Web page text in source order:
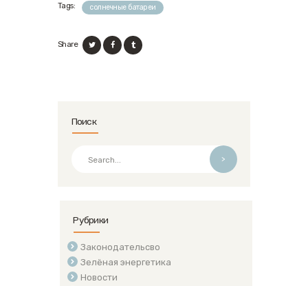
Tags: солнечные батареи
Share
Поиск
>
Рубрики
Законодательсво
Зелёная энергетика
Новости